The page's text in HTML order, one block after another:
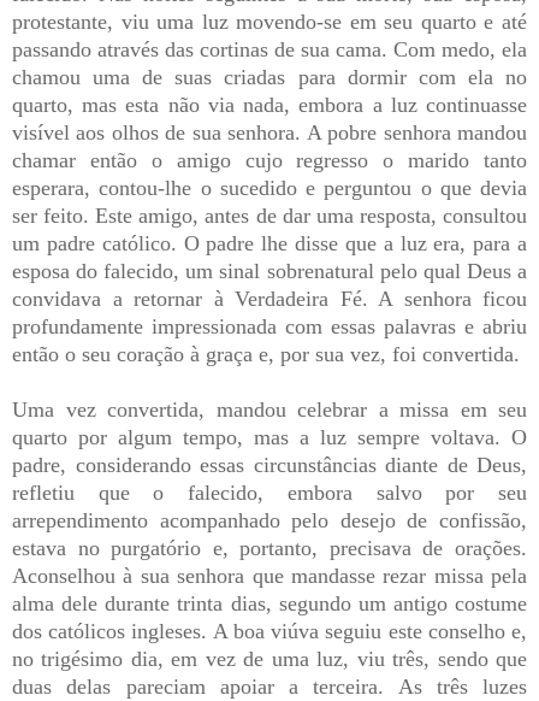
protestante, viu uma luz movendo-se em seu quarto e até
passando através das cortinas de sua cama. Com medo, ela
chamou uma de suas criadas para dormir com ela no
quarto, mas esta não via nada, embora a luz continuasse
visível aos olhos de sua senhora. A pobre senhora mandou
chamar então o amigo cujo regresso o marido tanto
esperara, contou-lhe o sucedido e perguntou o que devia
ser feito. Este amigo, antes de dar uma resposta, consultou
um padre católico. O padre lhe disse que a luz era, para a
esposa do falecido, um sinal sobrenatural pelo qual Deus a
convidava a retornar à Verdadeira Fé. A senhora ficou
profundamente impressionada com essas palavras e abriu
então o seu coração à graça e, por sua vez, foi convertida.
Uma vez convertida, mandou celebrar a missa em seu
quarto por algum tempo, mas a luz sempre voltava. O
padre, considerando essas circunstâncias diante de Deus,
refletiu que o falecido, embora salvo por seu
arrependimento acompanhado pelo desejo de confissão,
estava no purgatório e, portanto, precisava de orações.
Aconselhou à sua senhora que mandasse rezar missa pela
alma dele durante trinta dias, segundo um antigo costume
dos católicos ingleses. A boa viúva seguiu este conselho e,
no trigésimo dia, em vez de uma luz, viu três, sendo que
duas delas pareciam apoiar a terceira. As três luzes